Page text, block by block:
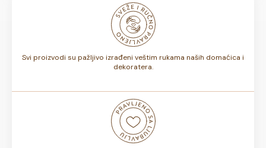
odnosno, da li sadrže voće ili ne, rok trajanja torte može
biti od 7 do 10 dana. Rok trajanja je istaknut na deklaraciji
Svi proizvodi su pažljivo izrađeni veštim rukama naših domaćica i
dekoratera.